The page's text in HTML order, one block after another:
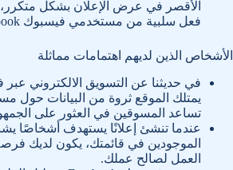
الأقصر في عرض الإعلان بشكل
فعل سلبية من مستخدمي فيسبوك Facebook .
الأشخاص الذين لديهم اهتمامات مماثلة
يمتلك الموقع ثروة من البيانات حول
تساعد المسوقين في العثور على
عندما تنشئ إعلانًا يستهدف أشخاصًا
الموجودين في قائمتك، يكون لديك
العمل لصالح عملك.